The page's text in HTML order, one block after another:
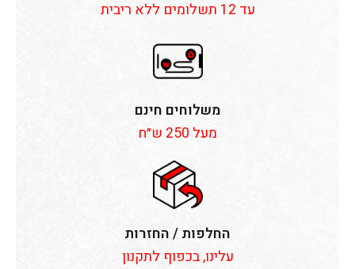
עד 12 תשלומים ללא ריבית
משלוחים חינם
מעל 250 ש״ח
החלפות / החזרות
עלינו, בכפוף לתקנון